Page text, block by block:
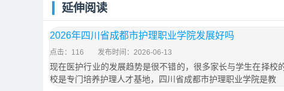
延伸阅读
2026年四川省成都市护理职业学院发展好吗
点击：116 发布时间：2026-06-13
现在医护行业的发展趋势是很不错的，很多家长与学生在择校
校是专门培养护理人才基地，四川省成都市护理职业学院是教